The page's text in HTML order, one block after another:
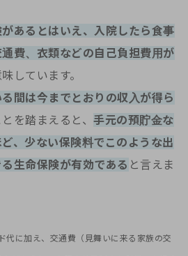
あるとはいえ、入院したら食事
費、衣類などの自己負担費用が
しています。
間は今までとおりの収入が得ら
とを踏まえると、 手元の預貯金な
、少ない保険料でこのような出
生命保険が有効である と言えま
代に加え、交通費（見舞いに来る家族の交